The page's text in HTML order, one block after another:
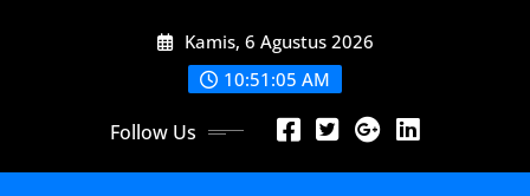
Kamis, 6 Agustus 2026
10:51:06 AM
Follow Us